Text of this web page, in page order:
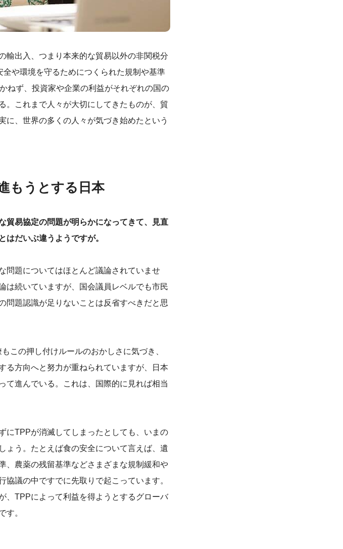
出入、つまり本来的な貿易以外の非関税分
全や環境を守るためにつくられた規制や基準
ねず、投資家や企業の利益がそれぞれの国の
。これまで人々が大切にしてきたものが、貿
に、世界の多くの人々が気づき始めたという
もうとする日本
易協定の問題が明らかになってきて、見直
はだいぶ違うようですが。
題についてはほとんど議論されていませ
は続いていますが、国会議員レベルでも市民
問題認識が足りないことは反省すべきだと思
この押し付けルールのおかしさに気づき、
る方向へと努力が重ねられていますが、日本
て進んでいる。これは、国際的に見れば相当
TPPが消滅してしまったとしても、いまの
ょう。たとえば食の安全について言えば、遺
、農薬の残留基準などさまざまな規制緩和や
議の中ですでに先取りで起こっています。
、TPPによって利益を得ようとするグローバ
す。